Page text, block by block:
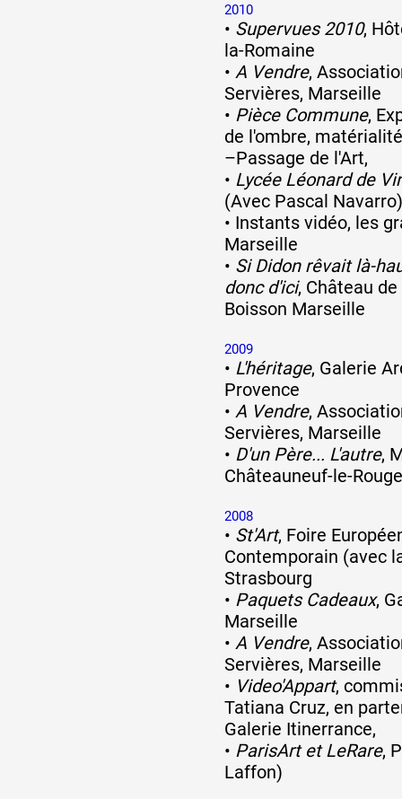
2010
• Supervues 2010,
la-Romaine
• A Vendre,
Servières, Marseille
• Pièce Commune,
de l'ombre,
–Passage de l'Art,
• Lycée Léonard de
(Avec Pascal Navarro)
• Instants vidéo, les
Marseille
• Si Didon rêvait là-
donc d'ici, Château
Boisson Marseille
2009
• L'héritage, Galerie
Provence
• A Vendre,
Servières, Marseille
• D'un Père... L'autre,
Châteauneuf-le-Rouge
2008
• St'Art, Foire
Contemporain (avec
Strasbourg
• Paquets Cadeaux,
Marseille
• A Vendre,
Servières, Marseille
• Video'Appart,
Tatiana Cruz, en
Galerie Itinerrance,
• ParisArt et LeRare,
Laffon)